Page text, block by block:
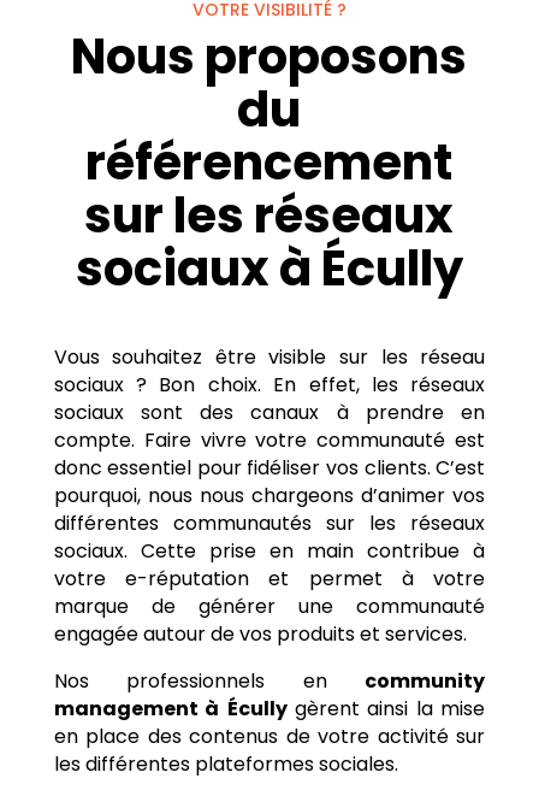
VOTRE VISIBILITÉ ?
Nous proposons
du
référencement
sur les réseaux
sociaux à Écully
Vous souhaitez être visible sur les réseau
sociaux ? Bon choix. En effet, les réseaux
sociaux sont des canaux à prendre en
compte. Faire vivre votre communauté est
donc essentiel pour fidéliser vos clients. C’est
pourquoi, nous nous chargeons d’animer vos
différentes communautés sur les réseaux
sociaux. Cette prise en main contribue à
votre e-réputation et permet à votre
marque de générer une communauté
engagée autour de vos produits et services.
Nos professionnels en community
management à Écullygèrent ainsi la mise
en place des contenus de votre activité sur
les différentes plateformes sociales.